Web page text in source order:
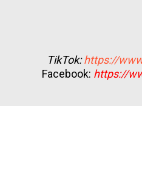
TikTok:https://
Facebook: https://